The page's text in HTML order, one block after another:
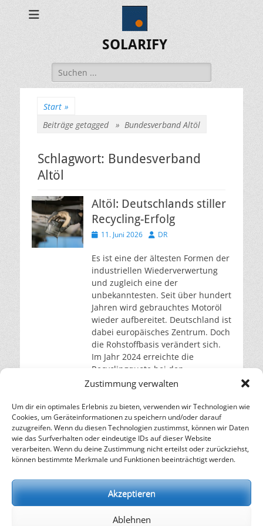
Zustimmung verwalten
Um dir ein optimales Erlebnis zu bieten, verwenden wir Technologien wie
Cookies, um Geräteinformationen zu speichern und/oder darauf
zuzugreifen. Wenn du diesen Technologien zustimmst, können wir Daten
wie das Surfverhalten oder eindeutige IDs auf dieser Website
verarbeiten. Wenn du deine Zustimmung nicht erteilst oder zurückziehst,
können bestimmte Merkmale und Funktionen beeinträchtigt werden.
Akzeptieren
Ablehnen
SOLARIFY
Suchen
nach:
Start »
Beiträge getagged » Bundesverband Altöl
Schlagwort: Bundesverband
Altöl
Altöl: Deutschlands stiller
Recycling-Erfolg
Veröffentlicht
11. Juni 2026 Autor
DR
Es ist eine der ältesten Formen der
industriellen Wiederverwertung
und zugleich eine der
unbekanntesten. Seit über hundert
Jahren wird gebrauchtes Motoröl
wieder aufbereitet. Deutschland ist
dabei europäisches Zentrum. Doch
die Rohstoffbasis verändert sich.
Im Jahr 2024 erreichte die
Recyclingquote bei den
hochwertigen Altölen 91 Prozent.
Prozentpunkte gegenüber dem
Vorjahrweiterlesen…
– Energie für die Zukunft –
Nachhaltigkeit, Kreislaufwirtschaft,
Erneuerbare Energien, Klimawandel und Energiewende.